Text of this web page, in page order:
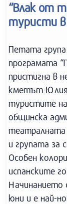
“Влак от
туристи в
Петата
програмата
пристигна в
кметът
туристите
общинска
театралната
и групата за
Особен
испанските
Начинанието
юни и е най-